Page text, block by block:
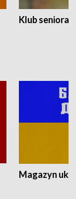
Klub seniora
Magazyn